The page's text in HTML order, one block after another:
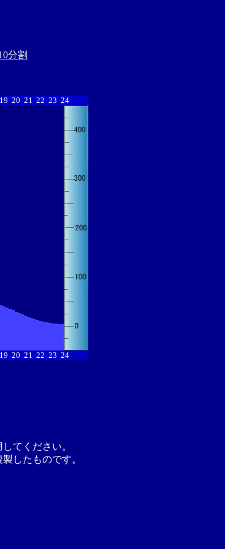
分割
19 20 21 22 23 24
19 20 21 22 23 24
てください。
したものです。